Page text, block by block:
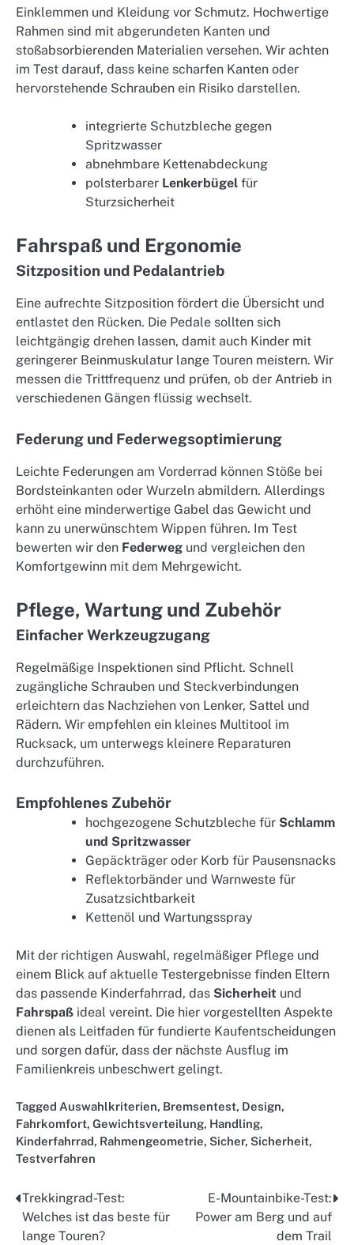
Einklemmen und Kleidung vor Schmutz. Hochwertige
Rahmen sind mit abgerundeten Kanten und
stoßabsorbierenden Materialien versehen. Wir achten
im Test darauf, dass keine scharfen Kanten oder
hervorstehende Schrauben ein Risiko darstellen.
integrierte Schutzbleche gegen
Spritzwasser
abnehmbare Kettenabdeckung
polsterbarer Lenkerbügel für
Sturzsicherheit
Fahrspaß und Ergonomie
Sitzposition und Pedalantrieb
Eine aufrechte Sitzposition fördert die Übersicht und
entlastet den Rücken. Die Pedale sollten sich
leichtgängig drehen lassen, damit auch Kinder mit
geringerer Beinmuskulatur lange Touren meistern. Wir
messen die Trittfrequenz und prüfen, ob der Antrieb in
verschiedenen Gängen flüssig wechselt.
Federung und Federwegsoptimierung
Leichte Federungen am Vorderrad können Stöße bei
Bordsteinkanten oder Wurzeln abmildern. Allerdings
erhöht eine minderwertige Gabel das Gewicht und
kann zu unerwünschtem Wippen führen. Im Test
bewerten wir den Federweg und vergleichen den
Komfortgewinn mit dem Mehrgewicht.
Pflege, Wartung und Zubehör
Einfacher Werkzeugzugang
Regelmäßige Inspektionen sind Pflicht. Schnell
zugängliche Schrauben und Steckverbindungen
erleichtern das Nachziehen von Lenker, Sattel und
Rädern. Wir empfehlen ein kleines Multitool im
Rucksack, um unterwegs kleinere Reparaturen
durchzuführen.
Empfohlenes Zubehör
hochgezogene Schutzbleche für Schlamm
und Spritzwasser
Gepäckträger oder Korb für Pausensnacks
Reflektorbänder und Warnweste für
Zusatzsichtbarkeit
Kettenöl und Wartungsspray
Mit der richtigen Auswahl, regelmäßiger Pflege und
einem Blick auf aktuelle Testergebnisse finden Eltern
das passende Kinderfahrrad, das Sicherheit und
Fahrspaß ideal vereint. Die hier vorgestellten Aspekte
dienen als Leitfaden für fundierte Kaufentscheidungen
und sorgen dafür, dass der nächste Ausflug im
Familienkreis unbeschwert gelingt.
Tagged Auswahlkriterien, Bremsentest, Design,
Fahrkomfort, Gewichtsverteilung, Handling,
Kinderfahrrad, Rahmengeometrie, Sicher, Sicherheit,
Testverfahren
Post
navigation
Trekkingrad-Test:
Welches ist das beste für
lange Touren?
E-Mountainbike-Test:
Power am Berg und auf
dem Trail